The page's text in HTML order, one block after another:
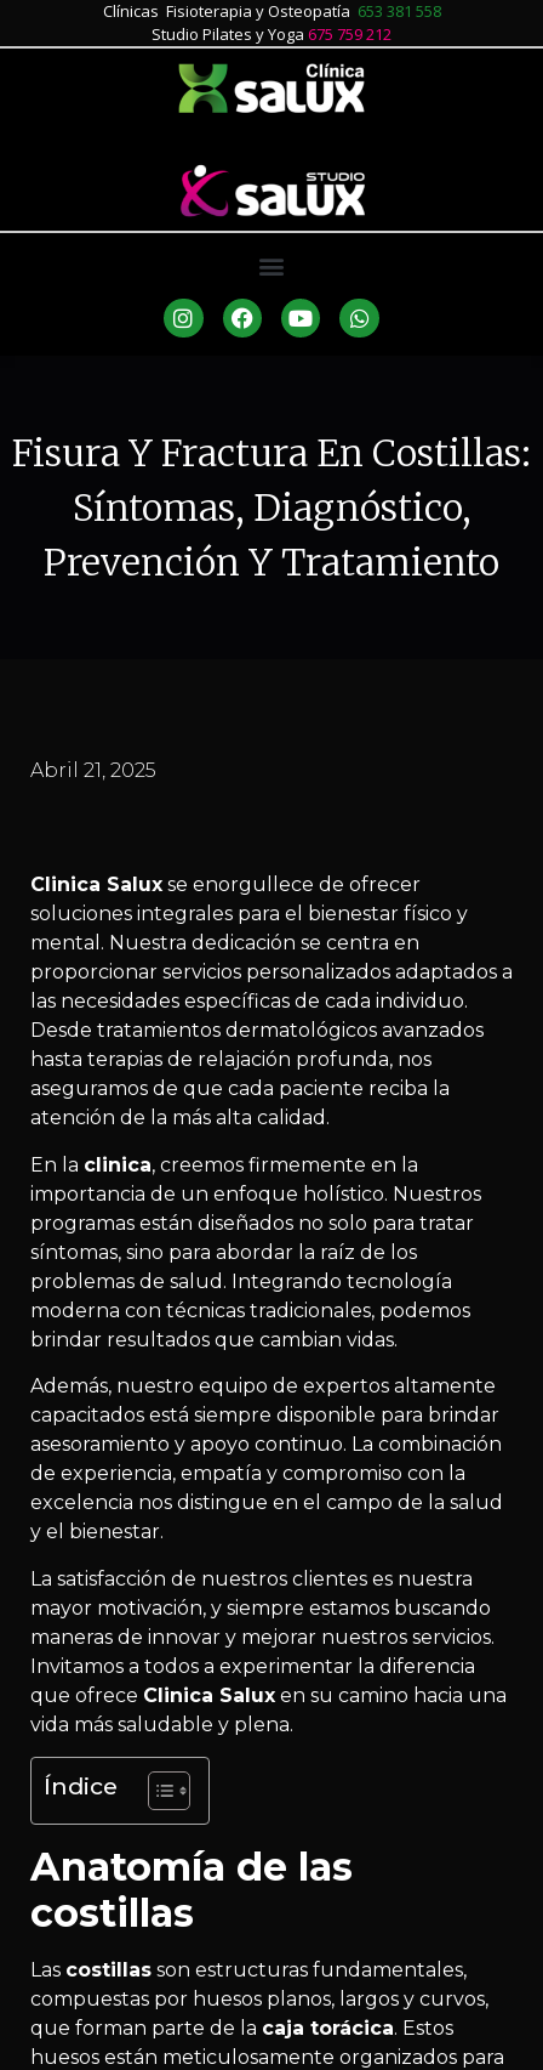
Clínicas Fisioterapia y Osteopatía 653 381 558
Studio Pilates y Yoga 675 759 212
Fisura Y Fractura En Costillas:
Síntomas, Diagnóstico,
Prevención Y Tratamiento
Abril 21, 2025
Clinica Salux se enorgullece de ofrecer
soluciones integrales para el bienestar físico y
mental. Nuestra dedicación se centra en
proporcionar servicios personalizados adaptados a
las necesidades específicas de cada individuo.
Desde tratamientos dermatológicos avanzados
hasta terapias de relajación profunda, nos
aseguramos de que cada paciente reciba la
atención de la más alta calidad.
En la clinica, creemos firmemente en la
importancia de un enfoque holístico. Nuestros
programas están diseñados no solo para tratar
síntomas, sino para abordar la raíz de los
problemas de salud. Integrando tecnología
moderna con técnicas tradicionales, podemos
brindar resultados que cambian vidas.
Además, nuestro equipo de expertos altamente
capacitados está siempre disponible para brindar
asesoramiento y apoyo continuo. La combinación
de experiencia, empatía y compromiso con la
excelencia nos distingue en el campo de la salud
y el bienestar.
La satisfacción de nuestros clientes es nuestra
mayor motivación, y siempre estamos buscando
maneras de innovar y mejorar nuestros servicios.
Invitamos a todos a experimentar la diferencia
que ofrece Clinica Salux en su camino hacia una
vida más saludable y plena.
Índice
Anatomía de las
costillas
Las costillas son estructuras fundamentales,
compuestas por huesos planos, largos y curvos,
que forman parte de la caja torácica. Estos
huesos están meticulosamente organizados para